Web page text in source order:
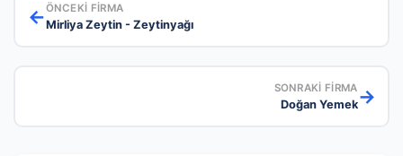
←ÖNCEKI FIRMA
Mirliya Zeytin - Zeytinyağı
SONRAKI FIRMA
Doğan Yemek→